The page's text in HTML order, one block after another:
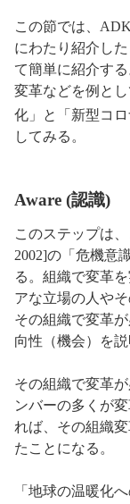
この節では、
にわたり紹介し
て簡単に紹介す
変革などを例と
化」と「新型コ
してみる。
Aware (認識)
このステップは
2002]の「危機意
る。組織で変革
アな立場の人や
その組織で変革
向性（機会）を説
その組織で変革
ンバーの多くが
れば、その組織
たことになる。
「地球の温暖化